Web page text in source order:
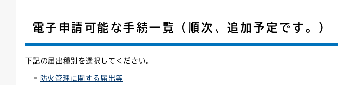
電子申請可能な手続一覧（順次、追加予定です。）
下記の届出種別を選択してください。
防火管理に関する届出等